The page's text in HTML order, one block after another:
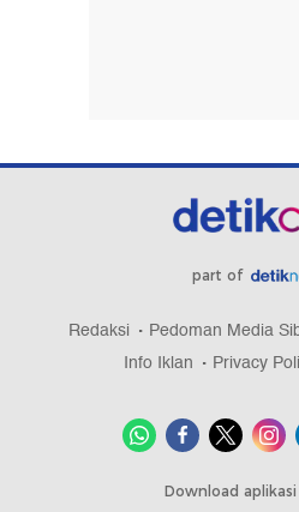
part of
Redaksi Pedoman Media
Info Iklan
Privacy
Download